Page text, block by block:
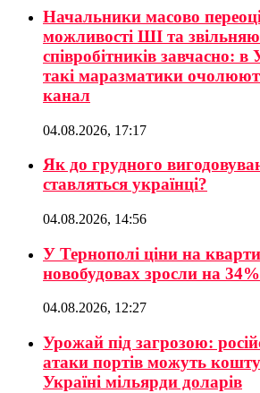
Начальники масово
можливості ШІ та
співробітників завчасно: в
такі маразматики
канал
04.08.2026, 17:17
Як до грудного
ставляться українці?
04.08.2026, 14:56
У Тернополі ціни на
новобудовах зросли на 34%
04.08.2026, 12:27
Урожай під загрозою:
атаки портів можуть
Україні мільярди доларів